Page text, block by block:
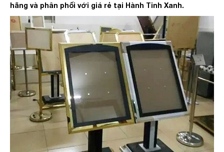
hãng và phân phối với giá rẻ tại Hành Tinh Xanh.